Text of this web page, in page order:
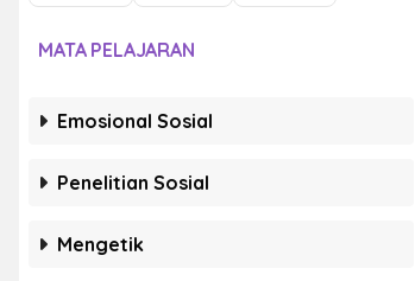
MATA PELAJARAN
Emosional Sosial
Penelitian Sosial
Mengetik